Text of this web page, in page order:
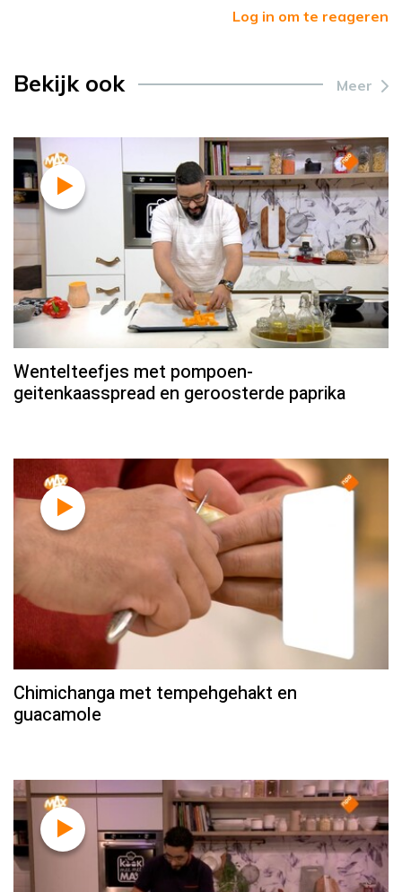
Log in om te reageren
Bekijk ook Meer
Wentelteefjes met pompoen-
geitenkaasspread en geroosterde paprika
Chimichanga met tempehgehakt en
guacamole